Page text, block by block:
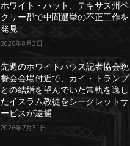
ホワイト・ハット、テキサス州ベ
クサー郡で中間選挙の不正工作を
発見
2026年8月3日
先週のホワイトハウス記者協会晩
餐会会場付近で、カイ・トランプ
との結婚を望んでいた常軌を逸し
たイスラム教徒をシークレットサ
ービスが逮捕
2026年7月31日